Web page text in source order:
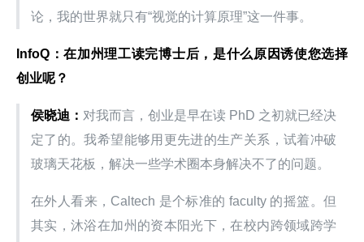
论，我的世界就只有“视觉的计算原理”这一件事。
InfoQ：在加州理工读完博士后，是什么原因诱使您选择
创业呢？
侯晓迪： 对我而言，创业是早在读 PhD 之初就已经决
定了的。我希望能够用更先进的生产关系，试着冲破
玻璃天花板，解决一些学术圈本身解决不了的问题。
在外人看来，Caltech 是个标准的 faculty 的摇篮。但
其实，沐浴在加州的资本阳光下，在校内跨领域跨学